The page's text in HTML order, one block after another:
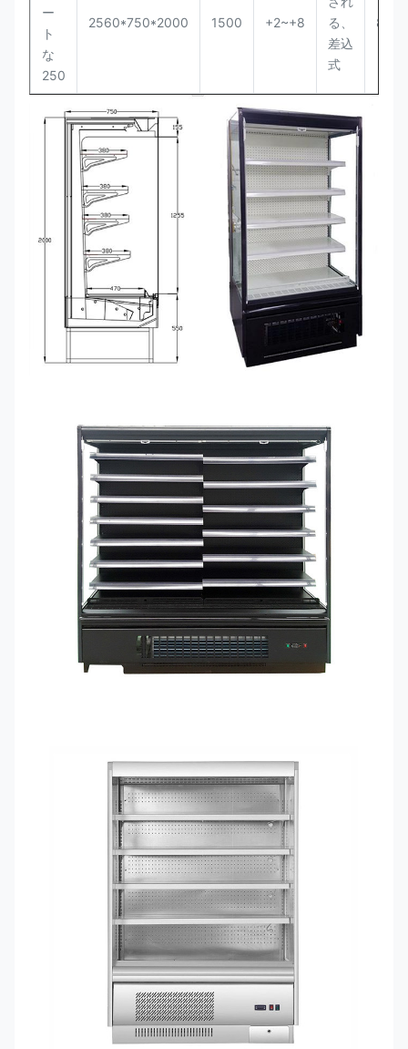
ー
ト
な
250
2560*750*2000 1500 +2~+8
る、
差込
式